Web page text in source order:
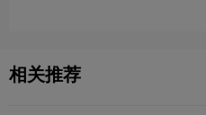
相关推荐